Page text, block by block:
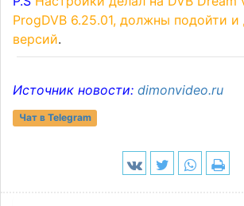
ProgDVB 6.25.01, должны подойти и
версий.
Источник новости:dimonvideo.ru
Чат в Telegram